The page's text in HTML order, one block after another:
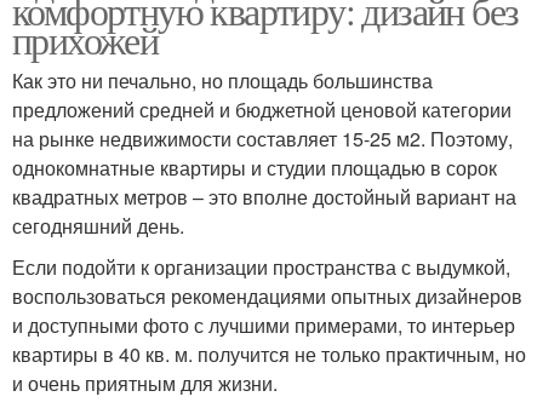
прихожей
Как это ни печально, но площадь большинства
предложений средней и бюджетной ценовой категории
на рынке недвижимости составляет 15-25 м2. Поэтому,
однокомнатные квартиры и студии площадью в сорок
квадратных метров – это вполне достойный вариант на
сегодняшний день.
Если подойти к организации пространства с выдумкой,
воспользоваться рекомендациями опытных дизайнеров
и доступными фото с лучшими примерами, то интерьер
квартиры в 40 кв. м. получится не только практичным, но
и очень приятным для жизни.